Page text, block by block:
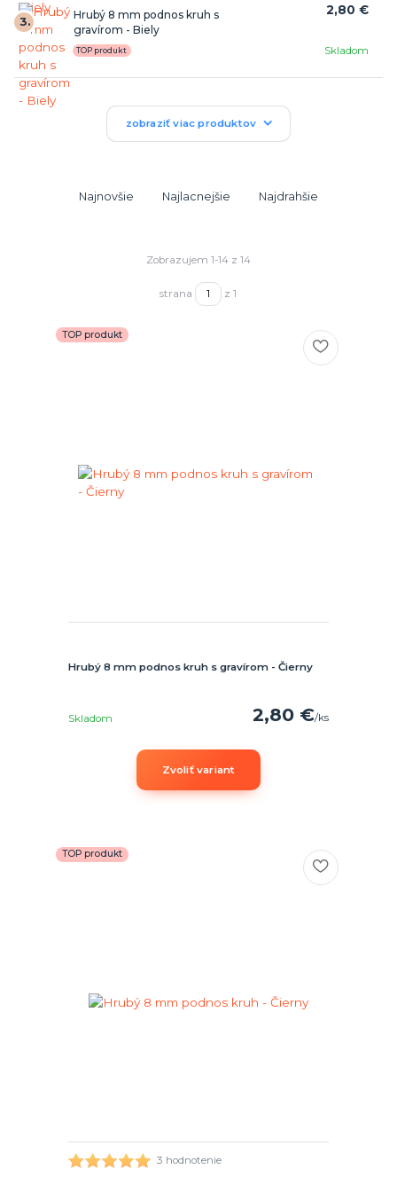
3.
Hrubý 8 mm podnos kruh s
gravírom - Biely
Skladom
TOP produkt
2,80 €
zobraziť viac produktov
Najnovšie Najlacnejšie Najdrahšie
Zobrazujem 1-14 z 14
strana z 1
TOP produkt
Hrubý 8 mm podnos kruh s gravírom - Čierny
2,80 €/ks
Skladom
Zvoliť variant
TOP produkt
3 hodnotenie